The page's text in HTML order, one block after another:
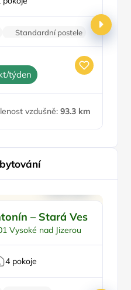
Standardní postele
týden
vzdušně: 93.3 km
– Stará Ves
Vysoké nad Jizerou
4 pokoje